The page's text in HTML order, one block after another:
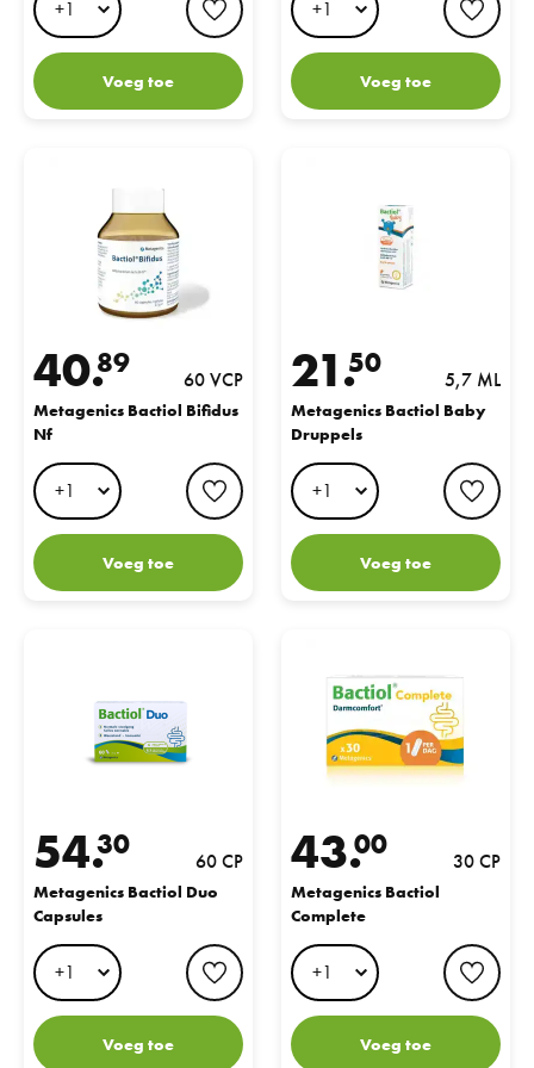
Voeg toe Voeg toe
40.89 60 VCP
Metagenics Bactiol Bifidus
Nf
favorite button
Voeg toe
21.50 5,7 ML
Metagenics Bactiol Baby
Druppels
Voeg toe
54.30 60 CP
Metagenics Bactiol Duo
Capsules
favorite button
Voeg toe
43.00 30 CP
Metagenics Bactiol
Complete
Voeg toe